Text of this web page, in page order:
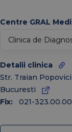
Centre GRAL
Detalii clinica
Str. Traian
Bucuresti
Fix:
021-
Ian
Apr
Mai
2026 2025